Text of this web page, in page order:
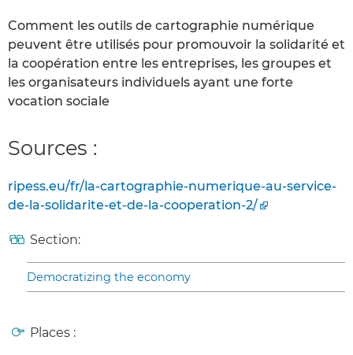
Comment les outils de cartographie numérique
peuvent être utilisés pour promouvoir la solidarité et
la coopération entre les entreprises, les groupes et
les organisateurs individuels ayant une forte
vocation sociale
Sources :
ripess.eu/fr/la-cartographie-numerique-au-service-
de-la-solidarite-et-de-la-cooperation-2/
Section:
Democratizing the economy
Places :